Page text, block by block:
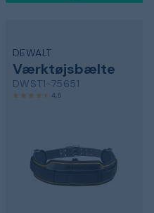
DEWALT
Værktøjsbælte
DWST1-75651
4,6